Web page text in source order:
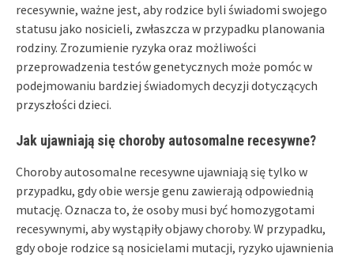
recesywnie, ważne jest, aby rodzice byli świadomi swojego
statusu jako nosicieli, zwłaszcza w przypadku planowania
rodziny. Zrozumienie ryzyka oraz możliwości
przeprowadzenia testów genetycznych może pomóc w
podejmowaniu bardziej świadomych decyzji dotyczących
przyszłości dzieci.
Jak ujawniają się choroby autosomalne recesywne?
Choroby autosomalne recesywne ujawniają się tylko w
przypadku, gdy obie wersje genu zawierają odpowiednią
mutację. Oznacza to, że osoby musi być homozygotami
recesywnymi, aby wystąpiły objawy choroby. W przypadku,
gdy oboje rodzice są nosicielami mutacji, ryzyko ujawnienia